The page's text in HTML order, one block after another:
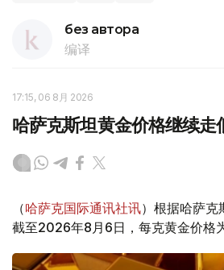
без автора
编译
17:15, 06 8月 2026
哈萨克斯坦黄金价格继续走
（哈萨克国际通讯社讯）根据哈萨克
截至2026年8月6日，每克黄金价格